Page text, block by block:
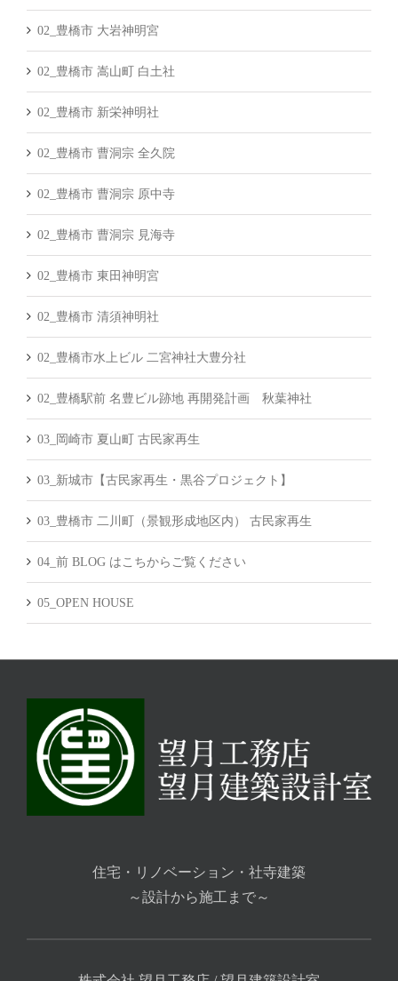
02_豊橋市 大岩神明宮
02_豊橋市 嵩山町 白土社
02_豊橋市 新栄神明社
02_豊橋市 曹洞宗 全久院
02_豊橋市 曹洞宗 原中寺
02_豊橋市 曹洞宗 見海寺
02_豊橋市 東田神明宮
02_豊橋市 清須神明社
02_豊橋市水上ビル 二宮神社大豊分社
02_豊橋駅前 名豊ビル跡地 再開発計画 秋葉神社
03_岡崎市 夏山町 古民家再生
03_新城市【古民家再生・黒谷プロジェクト】
03_豊橋市 二川町（景観形成地区内） 古民家再生
04_前 BLOG はこちからご覧ください
05_OPEN HOUSE
住宅・リノベーション・社寺建築
～設計から施工まで～